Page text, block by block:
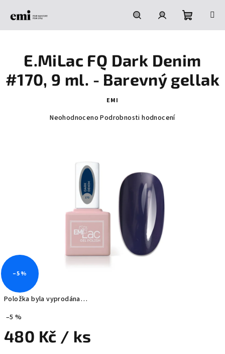
HledatPřihlášeníNákupní
košík
Položka byla vyprodána…
–5 %
480 Kč / ks
E.MiLac FQ Dark Denim
#170, 9 ml. - Barevný gellak
EMI
Průměrné
hvězdiček.
Neohodnoceno Podrobnosti hodnocení
–5 %